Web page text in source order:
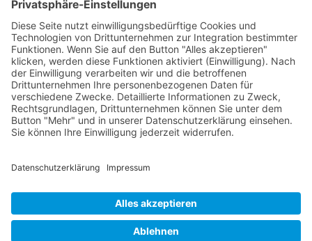
„Wirtshaus im Isartal“, mit DJ Gaggi. Im gemütlichen
Ambiente mit einem absolut tollen […]
Impressum
Datenschutzerklärung
Cookie-Einstellungen
COOKIE-EINSTELLUNGEN-DATENSCHUTZ